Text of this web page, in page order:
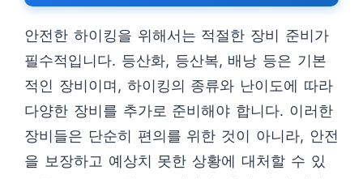
안전한 하이킹을 위해서는 적절한 장비 준비가
필수적입니다. 등산화, 등산복, 배낭 등은 기본
적인 장비이며, 하이킹의 종류와 난이도에 따라
다양한 장비를 추가로 준비해야 합니다. 이러한
장비들은 단순히 편의를 위한 것이 아니라, 안전
을 보장하고 예상치 못한 상황에 대처할 수 있